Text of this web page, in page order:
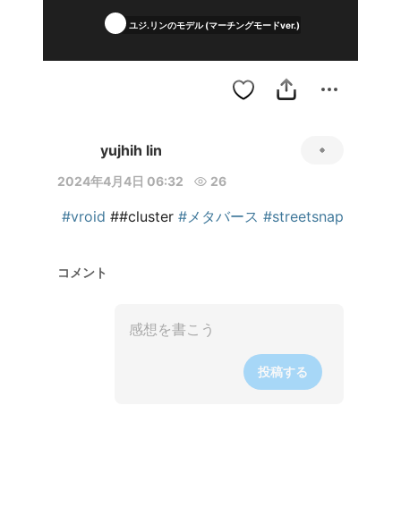
ユジ.リンのモデル (マーチングモードver.)
yujhih lin
2024年4月4日 06:32 26
#vroid ##cluster #メタバース #streetsnap
コメント
投稿する